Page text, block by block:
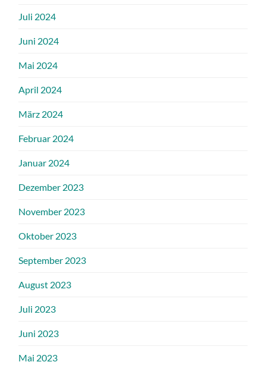
Juli 2024
Juni 2024
Mai 2024
April 2024
März 2024
Februar 2024
Januar 2024
Dezember 2023
November 2023
Oktober 2023
September 2023
August 2023
Juli 2023
Juni 2023
Mai 2023